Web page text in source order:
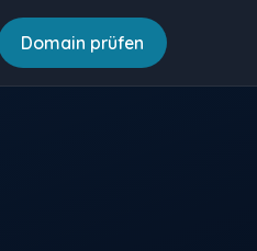
Domain prüfen